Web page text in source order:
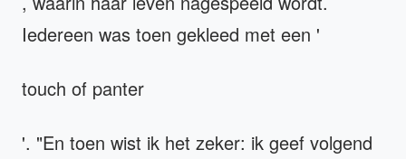
Iedereen was toen gekleed met een '
touch of panter
'. "En toen wist ik het zeker: ik geef volgend